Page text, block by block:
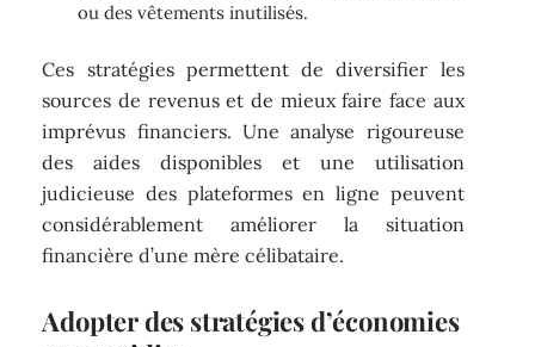
ou des vêtements inutilisés.
Ces stratégies permettent de diversifier les
sources de revenus et de mieux faire face aux
imprévus financiers. Une analyse rigoureuse
des aides disponibles et une utilisation
judicieuse des plateformes en ligne peuvent
considérablement améliorer la situation
financière d’une mère célibataire.
Adopter des stratégies d’économies